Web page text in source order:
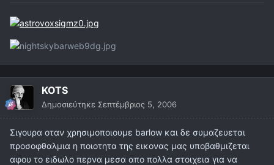
KOTS
Δημοσιεύτηκε Σεπτέμβριος 5, 2006
Σιγουρα οταν χρησιμοποιουμε barlow και δε συμαζευεται
προσοφθαλμια η ποιοτητα της εικονας μας υποβαθμιζεται
αφου το ειδωλο περνα μεσα απο πολλα στοιχεια για να